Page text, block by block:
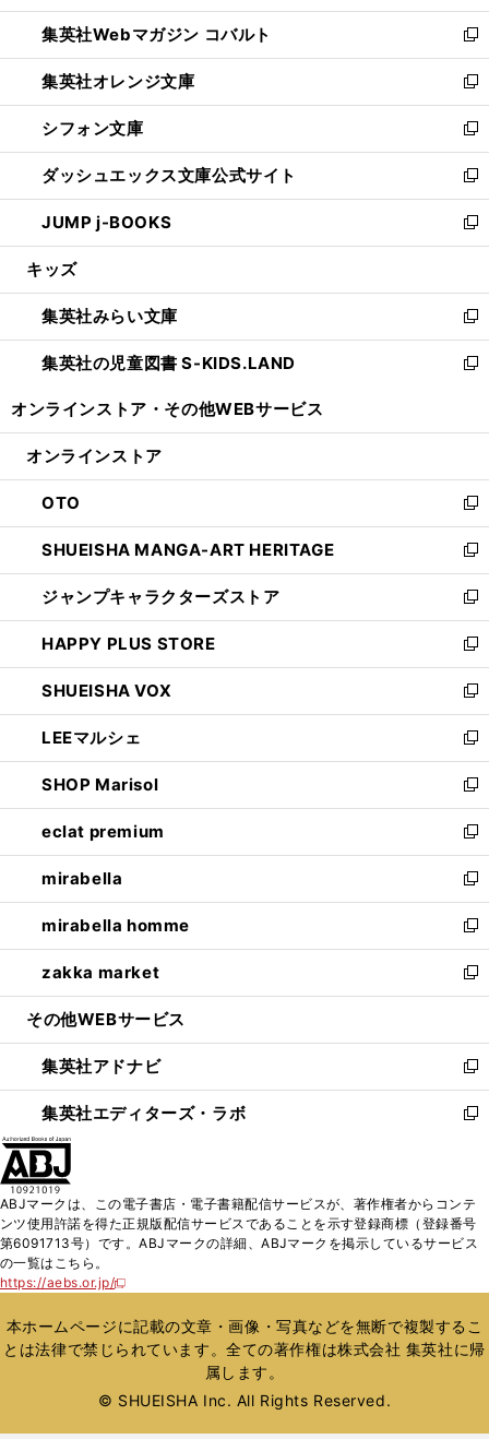
開
く
ウ
で
開
く
ン
ド
ウ
で
開
く
ウ
ィ
ン
ド
ウ
で
開
く
集英社Webマガジン コバルト
新
し
い
ウ
ィ
ン
ド
ウ
で
開
集英社オレンジ文庫
新
し
い
ウ
ィ
ン
ド
ウ
開
く
シフォン文庫
新
し
い
ウ
ィ
ン
ウ
で
開
く
ダッシュエックス文庫公式サイト
新
し
い
ウ
ン
ド
ウ
で
JUMP j-BOOKS
新
し
ウ
ィ
ン
ド
開
キッズ
集英社みらい文庫
新
し
い
ン
ウ
で
開
く
集英社の児童図書 S-KIDS.LAND
新
ウ
ン
ド
ウ
で
開
く
オンラインストア・ その他WEBサービス
オンラインストア
OTO
新
し
い
ウ
ィ
ン
ド
ウ
で
開
く
SHUEISHA MANGA-ART HERITAGE
新
し
い
ウ
ィ
ン
ド
ウ
で
開
く
ジャンプキャラクターズストア
新
し
い
ウ
ィ
ン
ド
ウ
で
開
く
HAPPY PLUS STORE
新
し
い
ウ
ィ
ン
ド
ウ
で
開
く
SHUEISHA VOX
新
し
い
ウ
ィ
ン
ド
ウ
で
開
く
LEEマルシェ
新
し
い
ウ
ィ
ン
ド
ウ
で
開
く
SHOP Marisol
新
し
い
ウ
ィ
ン
ド
ウ
で
開
eclat premium
新
し
い
ウ
ィ
ン
ド
ウ
開
く
mirabella
新
し
い
ウ
ィ
ン
ウ
で
開
く
mirabella homme
新
し
い
ウ
ン
ド
ウ
で
zakka market
新
し
ウ
ィ
ン
ド
く
その他WEBサービス
集英社アドナビ
新
し
い
ド
ウ
で
集英社エディターズ・ラボ
新
ィ
ン
ド
開
く
ABJマークは、この電子書店・電子書籍配信サービスが、著作権者からコンテ
ンツ使用許諾を得た正規版配信サービスであることを示す登録商標（登録番号
第6091713号）です。ABJマークの詳細、ABJマークを掲示しているサービス
の一覧はこちら。
https://aebs.or.jp/
新
い
ウ
ィ
ウ
本ホームページに記載の文章・画像・写真などを無断で複製するこ
とは法律で禁じられています。全ての著作権は株式会社 集英社に帰
属します。
© SHUEISHA Inc. All Rights Reserved.